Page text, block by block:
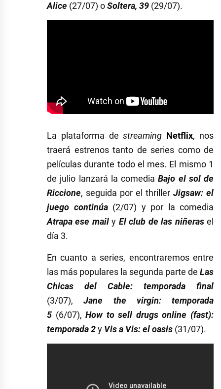
Alice (27/07) oSoltera, 39 (29/07).
La plataforma destreaming Netflix, nos
traerá estrenos tanto de series como de
películas durante todo el mes. El mismo 1
de julio lanzará la comediaBajo el sol de
Riccione, seguida por el thriller Jigsaw: el
juego continúa (2/07) y por la comedia
Atrapa ese mail y El club de las niñeras el
día 3.
En cuanto a series, encontraremos entre
las más populares la segunda parte de Las
Chicas del Cable: temporada final
(3/07),Jane the virgin: temporada
5 (6/07),How to sell drugs online (fast):
temporada 2y Vis a Vis: el oasis (31/07).